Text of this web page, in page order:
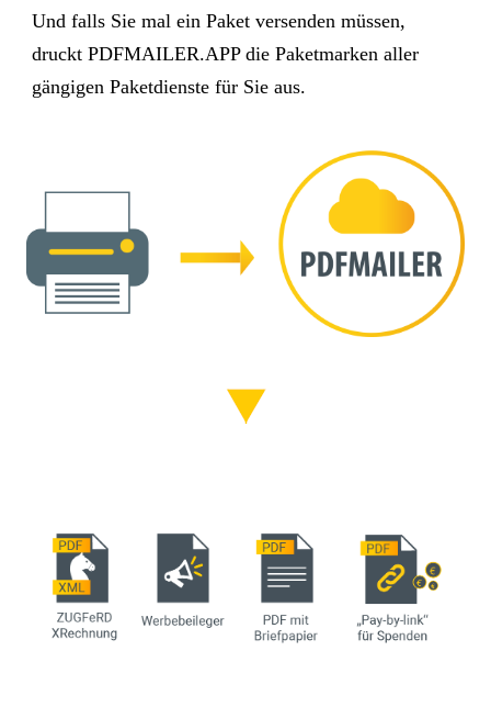
Und falls Sie mal ein Paket versenden müssen,
druckt PDFMAILER.APP die Paketmarken aller
gängigen Paketdienste für Sie aus.